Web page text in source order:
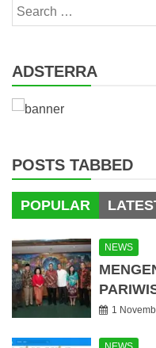
Search
for:
ADSTERRA
POSTS TABBED
POPULAR
NEWS
1